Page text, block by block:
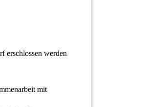
erschlossen werden
mit